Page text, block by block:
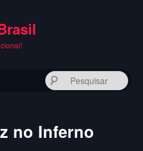
no Inferno